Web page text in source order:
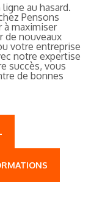
au hasard.
Pensons
à maximiser
de nouveaux
votre entreprise
notre expertise
succès, vous
de bonnes